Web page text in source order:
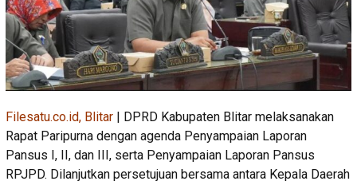
Filesatu.co.id, Blitar | DPRD Kabupaten Blitar melaksanakan
Rapat Paripurna dengan agenda Penyampaian Laporan
Pansus I, II, dan III, serta Penyampaian Laporan Pansus
RPJPD. Dilanjutkan persetujuan bersama antara Kepala Daerah